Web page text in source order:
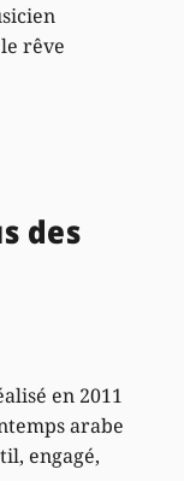
rêve
des
en 2011
arabe
engagé,